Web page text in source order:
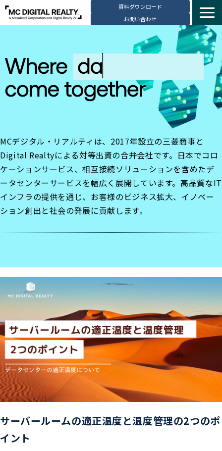
資料ダウンロード
お問い合わせ
選ばれる理由
データセンター拠点
導入事例
お知らせ
会社・採用情報
MCデジタル・リアルティは、2017年設立の三菱商事と
Digital Realtyによる対等出資の合弁会社です。日本でコロ
ケーションサービス、相互接続ソリューションを含めたデ
ータセンターサービスを幅広く展開しています。高品質なIT
インフラの提供を通じ、お客様のビジネス拡大、イノベー
ション創出と社会の発展に貢献します。
サーバールームの適正温度と温度管理の2つのポ
イント